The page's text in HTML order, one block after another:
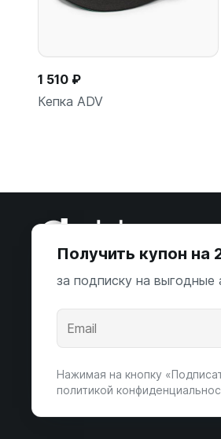
1 510 ₽
Кепка ADV
ООО «Некстайп» 2026 © Все
защищены
Андропова пр-т, 22
8 (800) 123-55-44
Получить купон на
за подписку на выгодные
Нажимая на кнопку
политикой